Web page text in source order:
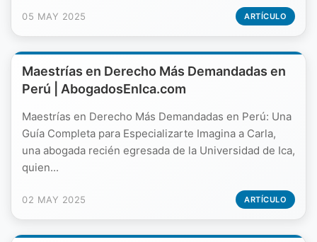
05 MAY 2025 ARTÍCULO
Maestrías en Derecho Más Demandadas en
Perú | AbogadosEnIca.com
Maestrías en Derecho Más Demandadas en Perú: Una
Guía Completa para Especializarte Imagina a Carla,
una abogada recién egresada de la Universidad de Ica,
quien...
02 MAY 2025 ARTÍCULO